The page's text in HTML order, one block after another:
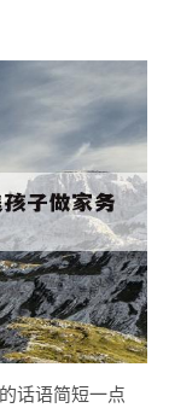
话语简短一点